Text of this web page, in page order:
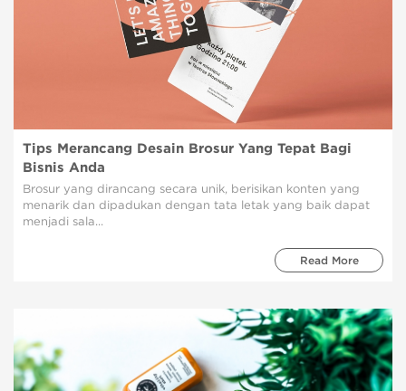
Tips Merancang Desain Brosur Yang Tepat Bagi
Bisnis Anda
Brosur yang dirancang secara unik, berisikan konten yang
menarik dan dipadukan dengan tata letak yang baik dapat
menjadi sala...
Read More